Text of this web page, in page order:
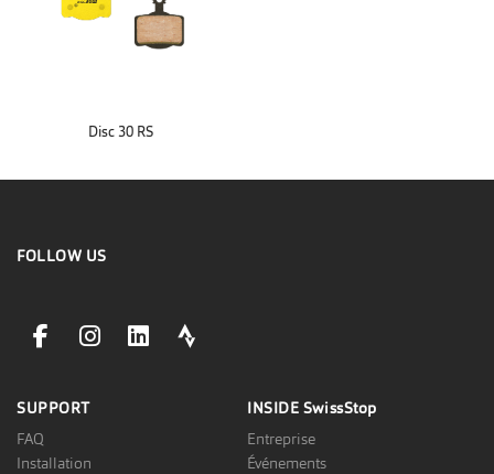
Disc 30 RS
FOLLOW US
facebookLink
instagramLink
linkedinLinkstravaLink
SUPPORT
FAQ
Installation
INSIDE SwissStop
Entreprise
Événements